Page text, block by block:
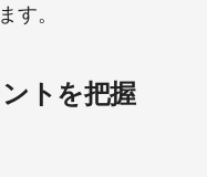
す。
トを把握